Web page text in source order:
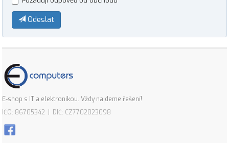
Odeslat
E-shop s IT a elektronikou. Vždy najdeme řešení!
IČO: 86705342 | DIČ: CZ7702023098